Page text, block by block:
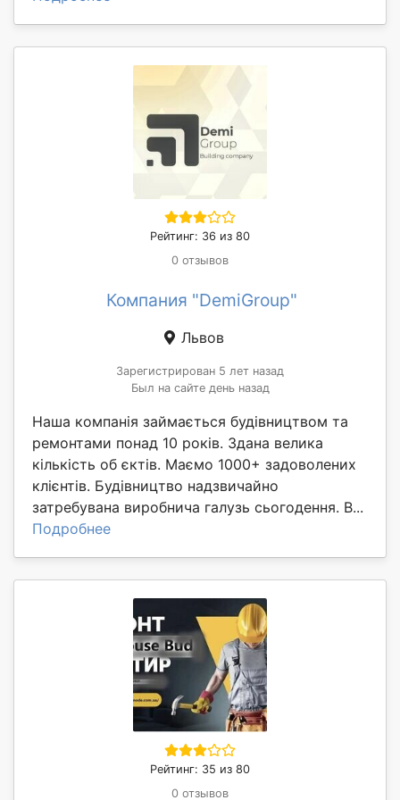
Рейтинг: 36 из 80
0 отзывов
Компания "DemiGroup"
Львов
Зарегистрирован 5 лет назад
Был на сайте день назад
Наша компанія займається будівництвом та
ремонтами понад 10 років. Здана велика
кількість об єктів. Маємо 1000+ задоволених
клієнтів. Будівництво надзвичайно
затребувана виробнича галузь сьогодення. В...
Подробнее
Рейтинг: 35 из 80
0 отзывов